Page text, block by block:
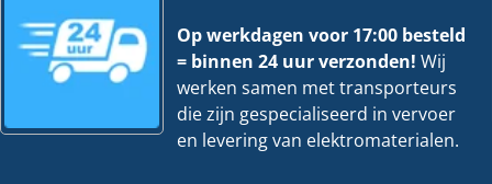
Op werkdagen voor 17:00 besteld
= binnen 24 uur verzonden! Wij
werken samen met transporteurs
die zijn gespecialiseerd in vervoer
en levering van elektromaterialen.